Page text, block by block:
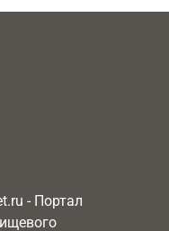
- Портал